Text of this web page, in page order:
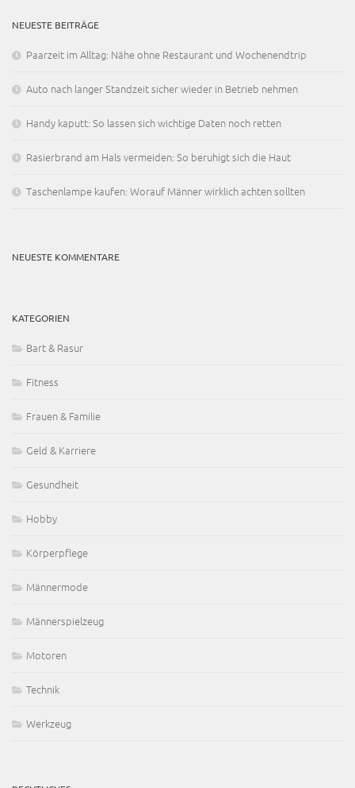
NEUESTE BEITRÄGE
Paarzeit im Alltag: Nähe ohne Restaurant und Wochenendtrip
Auto nach langer Standzeit sicher wieder in Betrieb nehmen
Handy kaputt: So lassen sich wichtige Daten noch retten
Rasierbrand am Hals vermeiden: So beruhigt sich die Haut
Taschenlampe kaufen: Worauf Männer wirklich achten sollten
NEUESTE KOMMENTARE
KATEGORIEN
Bart & Rasur
Fitness
Frauen & Familie
Geld & Karriere
Gesundheit
Hobby
Körperpflege
Männermode
Männerspielzeug
Motoren
Technik
Werkzeug